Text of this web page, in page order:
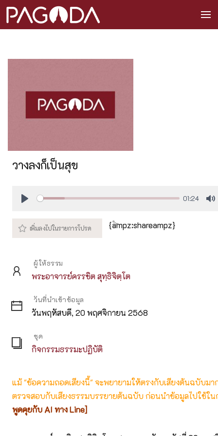
วางลงก็เป็นสุข
01:24
{ampz:shareampz}
ผู้ให้ธรรม
พระอาจารย์ครรชิต สุทฺธิจิตฺโต
วันที่นำเข้าข้อมูล
วันพฤหัสบดี, 20 พฤศจิกายน 2568
ชุด
กิจกรรมธรรมะปฏิบัติ
แม้ "ข้อความถอดเสียงนี้" จะพยายามให้ตรงกับเสียงต้นฉบับม
ตรวจสอบกับเสียงธรรมบรรยายต้นฉบับ ก่อนนำข้อมูลไปใช้ใน
พูดคุยกับ AI ทาง Line]